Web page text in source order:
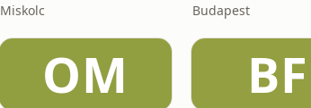
Miskolc Budapest
OM BF